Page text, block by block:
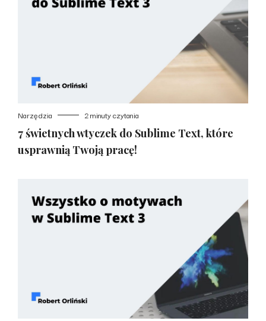
Narzędzia 2 minuty czytania
7 świetnych wtyczek do Sublime Text, które
usprawnią Twoją pracę!